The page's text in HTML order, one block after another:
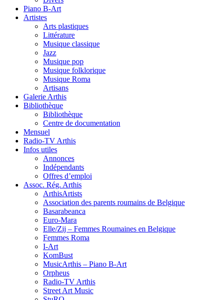
Piano B-Art
Artistes
Arts plastiques
Littérature
Musique classique
Jazz
Musique pop
Musique folklorique
Musique Roma
Artisans
Galerie Arthis
Bibliothèque
Bibliothèque
Centre de documentation
Mensuel
Radio-TV Arthis
Infos utiles
Annonces
Indépendants
Offres d’emploi
Assoc. Rég. Arthis
ArthisArtists
Association des parents roumains de Belgique
Basarabeanca
Euro-Mara
Elle/Zij – Femmes Roumaines en Belgique
Femmes Roma
I-Art
KomBust
MusicArthis – Piano B-Art
Orpheus
Radio-TV Arthis
Street Art Music